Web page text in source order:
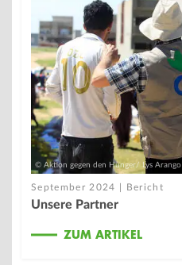
© Aktion gegen den Hunger/ Lys Arango
September 2024 | Bericht
Unsere Partner
ZUM ARTIKEL